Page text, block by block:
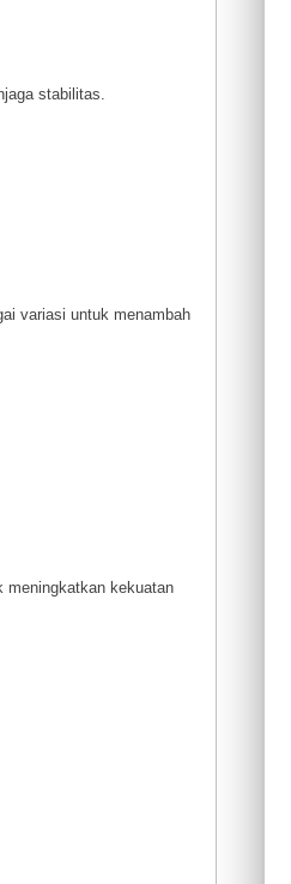
stabilitas.
variasi untuk menambah
meningkatkan kekuatan